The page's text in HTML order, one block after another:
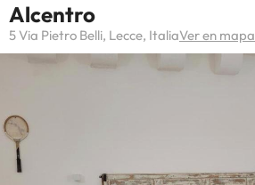
Alcentro
5 Via Pietro Belli, Lecce, ItaliaVer en mapa